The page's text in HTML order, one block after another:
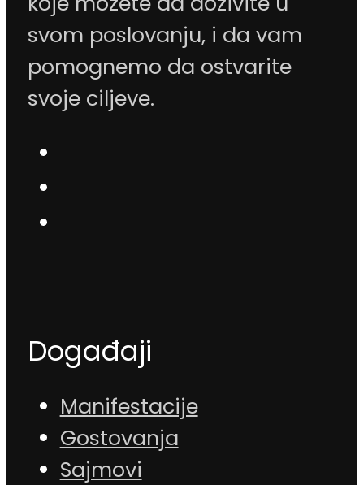
svom poslovanju, i da vam
pomognemo da ostvarite
svoje ciljeve.
Događaji
Manifestacije
Gostovanja
Sajmovi